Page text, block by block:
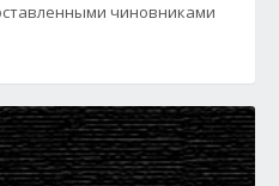
чиновниками